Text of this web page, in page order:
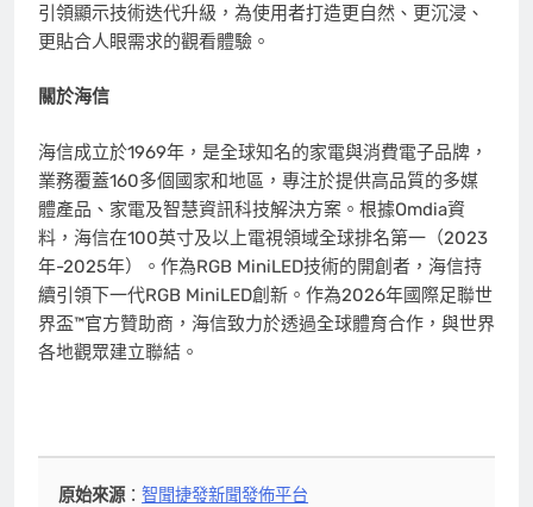
引領顯示技術迭代升級，為使用者打造更自然、更沉浸、
更貼合人眼需求的觀看體驗。
關於海信
海信成立於1969年，是全球知名的家電與消費電子品牌，
業務覆蓋160多個國家和地區，專注於提供高品質的多媒
體產品、家電及智慧資訊科技解決方案。根據Omdia資
料，海信在100英寸及以上電視領域全球排名第一（2023
年-2025年）。作為RGB MiniLED技術的開創者，海信持
續引領下一代RGB MiniLED創新。作為2026年國際足聯世
界盃™官方贊助商，海信致力於透過全球體育合作，與世界
各地觀眾建立聯結。
原始來源：智聞捷發新聞發佈平台